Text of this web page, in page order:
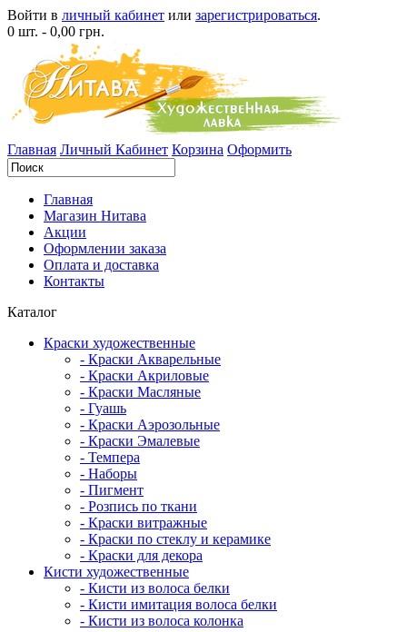
Войти в личный кабинет или зарегистрироваться.
0 шт. - 0,00 грн.
Главная Личный Кабинет Корзина Оформить
Главная
Магазин Нитава
Акции
Оформлении заказа
Оплата и доставка
Контакты
Каталог
Краски художественные
- Краски Акварельные
- Краски Акриловые
- Краски Масляные
- Гуашь
- Краски Аэрозольные
- Краски Эмалевые
- Темпера
- Наборы
- Пигмент
- Розпись по ткани
- Краски витражные
- Краски по стеклу и керамике
- Краски для декора
Кисти художественные
- Кисти из волоса белки
- Кисти имитация волоса белки
- Кисти из волоса колонка